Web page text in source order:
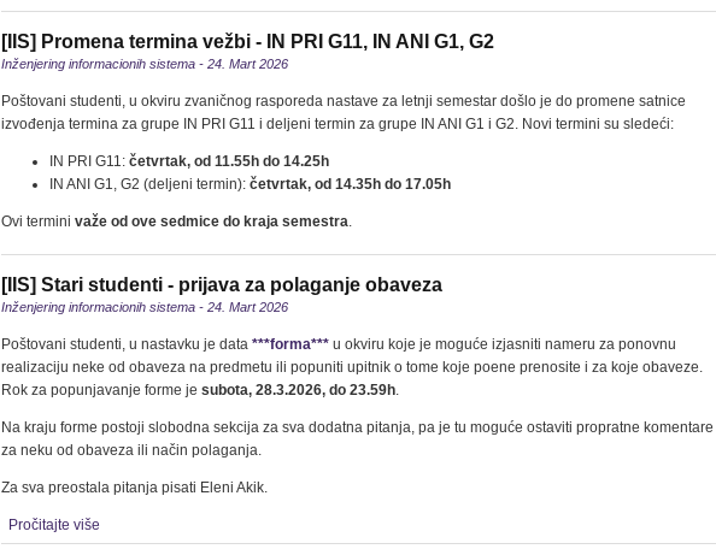
[IIS] Promena termina vežbi - IN PRI G11, IN ANI G1, G2
Inženjering informacionih sistema - 24. Mart 2026
Poštovani studenti, u okviru zvaničnog rasporeda nastave za letnji semestar došlo je do promene satnice
izvođenja termina za grupe IN PRI G11 i deljeni termin za grupe IN ANI G1 i G2. Novi termini su sledeći:
IN PRI G11: četvrtak, od 11.55h do 14.25h
IN ANI G1, G2 (deljeni termin): četvrtak, od 14.35h do 17.05h
Ovi termini važe od ove sedmice do kraja semestra.
[IIS] Stari studenti - prijava za polaganje obaveza
Inženjering informacionih sistema - 24. Mart 2026
Poštovani studenti, u nastavku je data ***forma*** u okviru koje je moguće izjasniti nameru za ponovnu
realizaciju neke od obaveza na predmetu ili popuniti upitnik o tome koje poene prenosite i za koje obaveze.
Rok za popunjavanje forme je subota, 28.3.2026, do 23.59h.
Na kraju forme postoji slobodna sekcija za sva dodatna pitanja, pa je tu moguće ostaviti propratne komentare
za neku od obaveza ili način polaganja.
Za sva preostala pitanja pisati Eleni Akik.
Pročitajte više